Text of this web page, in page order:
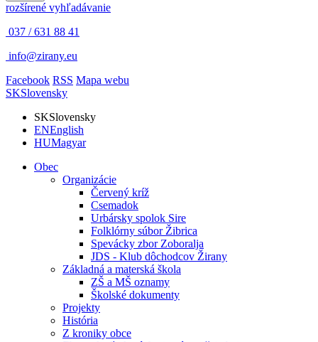
rozšírené vyhľadávanie
037 / 631 88 41
info@zirany.eu
Facebook RSS Mapa webu
SKSlovensky
SKSlovensky
ENEnglish
HUMagyar
Obec
Organizácie
Červený kríž
Csemadok
Urbársky spolok Sire
Folklórny súbor Žibrica
Spevácky zbor Zoboralja
JDS - Klub dôchodcov Žirany
Základná a materská škola
ZŠ a MŠ oznamy
Školské dokumenty
Projekty
História
Z kroniky obce